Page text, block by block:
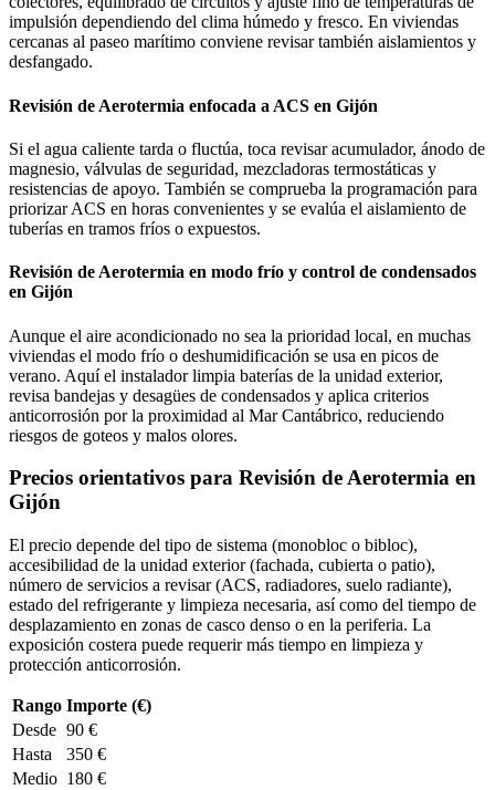
impulsión dependiendo del clima húmedo y fresco. En viviendas
cercanas al paseo marítimo conviene revisar también aislamientos y
desfangado.
Revisión de Aerotermia enfocada a ACS en Gijón
Si el agua caliente tarda o fluctúa, toca revisar acumulador, ánodo de
magnesio, válvulas de seguridad, mezcladoras termostáticas y
resistencias de apoyo. También se comprueba la programación para
priorizar ACS en horas convenientes y se evalúa el aislamiento de
tuberías en tramos fríos o expuestos.
Revisión de Aerotermia en modo frío y control de condensados
en Gijón
Aunque el aire acondicionado no sea la prioridad local, en muchas
viviendas el modo frío o deshumidificación se usa en picos de
verano. Aquí el instalador limpia baterías de la unidad exterior,
revisa bandejas y desagües de condensados y aplica criterios
anticorrosión por la proximidad al Mar Cantábrico, reduciendo
riesgos de goteos y malos olores.
Precios orientativos para Revisión de Aerotermia en
Gijón
El precio depende del tipo de sistema (monobloc o bibloc),
accesibilidad de la unidad exterior (fachada, cubierta o patio),
número de servicios a revisar (ACS, radiadores, suelo radiante),
estado del refrigerante y limpieza necesaria, así como del tiempo de
desplazamiento en zonas de casco denso o en la periferia. La
exposición costera puede requerir más tiempo en limpieza y
protección anticorrosión.
Rango Importe (€)
Desde 90 €
Hasta
350 €
Medio 180 €